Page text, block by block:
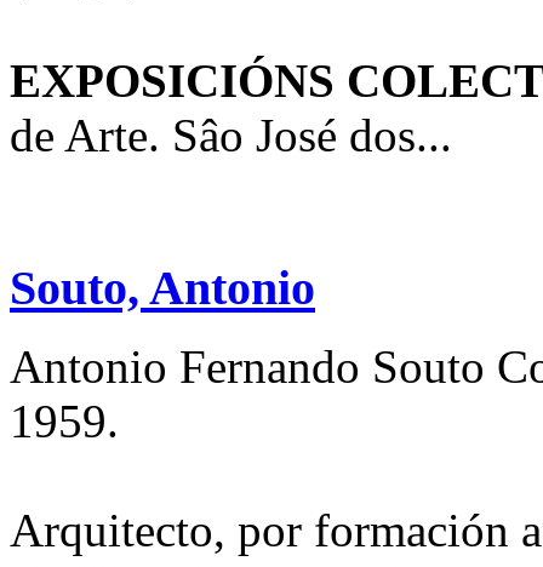
EXPOSICIÓNS
de Arte. Sâo José dos...
Souto, Antonio
Antonio Fernando Souto
1959.
Arquitecto, por formación